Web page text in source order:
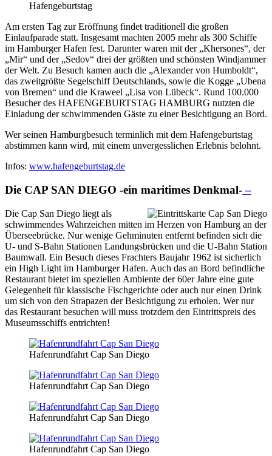
Hafengeburtstag
Am ersten Tag zur Eröffnung findet traditionell die großen
Einlaufparade statt. Insgesamt machten 2005 mehr als 300 Schiffe
im Hamburger Hafen fest. Darunter waren mit der „Khersones“, der
„Mir“ und der „Sedov“ drei der größten und schönsten Windjammer
der Welt. Zu Besuch kamen auch die „Alexander von Humboldt“,
das zweitgrößte Segelschiff Deutschlands, sowie die Kogge „Ubena
von Bremen“ und die Kraweel „Lisa von Lübeck“. Rund 100.000
Besucher des HAFENGEBURTSTAG HAMBURG nutzten die
Einladung der schwimmenden Gäste zu einer Besichtigung an Bord.
Wer seinen Hamburgbesuch terminlich mit dem Hafengeburtstag
abstimmen kann wird, mit einem unvergesslichen Erlebnis belohnt.
Infos: www.hafengeburtstag.de
Die CAP SAN DIEGO -ein maritimes Denkmal-–
Die Cap San Diego liegt als
schwimmendes Wahrzeichen mitten im Herzen von Hamburg an der
Überseebrücke. Nur wenige Gehminuten entfernt befinden sich die
U- und S-Bahn Stationen Landungsbrücken und die U-Bahn Station
Baumwall. Ein Besuch dieses Frachters Baujahr 1962 ist sicherlich
ein High Light im Hamburger Hafen. Auch das an Bord befindliche
Restaurant bietet im speziellen Ambiente der 60er Jahre eine gute
Gelegenheit für klassische Fischgerichte oder auch nur einen Drink
um sich von den Strapazen der Besichtigung zu erholen. Wer nur
das Restaurant besuchen will muss trotzdem den Eintrittspreis des
Museumsschiffs entrichten!
Hafenrundfahrt Cap San Diego
Hafenrundfahrt Cap San Diego
Hafenrundfahrt Cap San Diego
Hafenrundfahrt Cap San Diego